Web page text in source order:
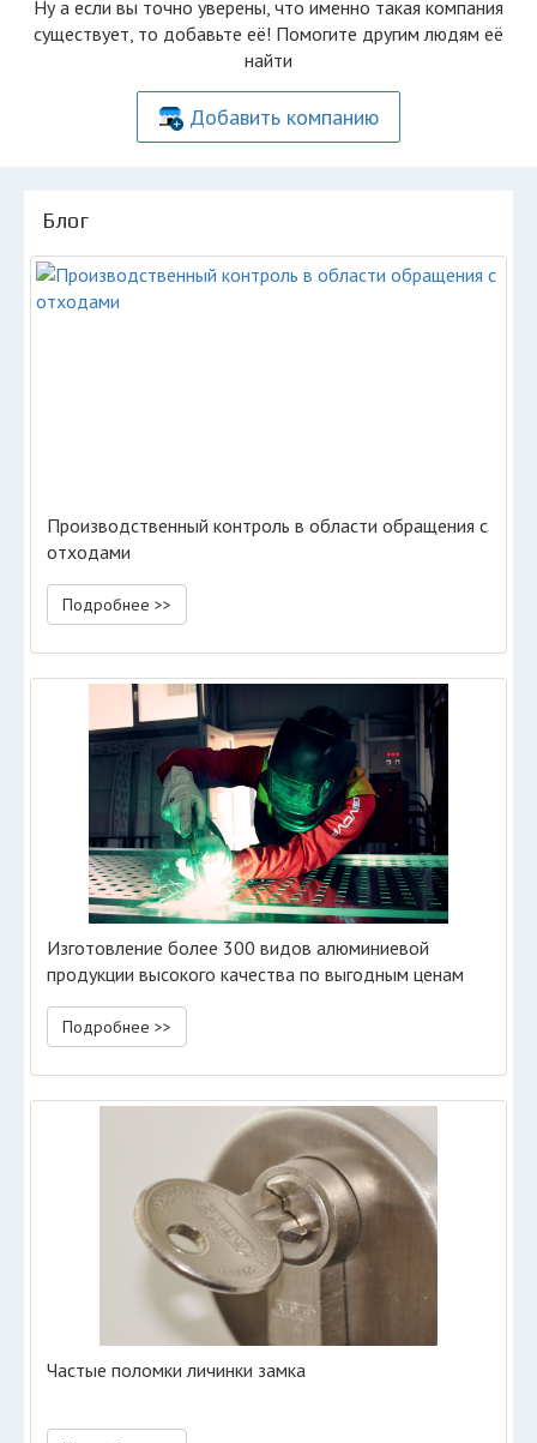
Ну а если вы точно уверены, что именно такая компания
существует, то добавьте её! Помогите другим людям её
найти
Добавить компанию
Блог
Производственный контроль в области обращения с
отходами
Подробнее >>
Изготовление более 300 видов алюминиевой
продукции высокого качества по выгодным ценам
Подробнее >>
Частые поломки личинки замка